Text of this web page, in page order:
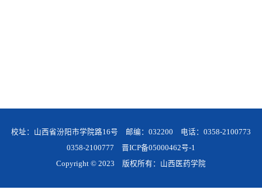
校址：山西省汾阳市学院路16号 邮编：032200 电话：0358-2100773
0358-2100777
晋ICP备05000462号-1
Copyright © 2023 版权所有：山西医药学院